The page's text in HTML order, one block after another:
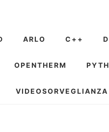
ARLO C++
OPENTHERM
VIDEOSORVEGLIANZA